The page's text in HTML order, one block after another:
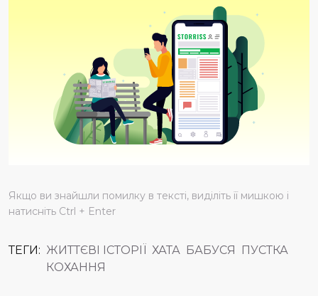
Грек рвучко притягнув до себе жінку і пристрасно
поцілував. Ася відчула, як до горла підступає нудота.
– Мамо, – мовила ледь чутно.
Тетяна навіть не глянула на неї. Дівчина задихнулась від
болю й вибігла на вулицю. Ноги її більше в цьому домі не
Дякуємо вам за передплату газети онлайн
Якщо ви знайшли помилку в тексті, виділіть її мишкою і
натисніть Ctrl + Enter
ТЕГИ: ЖИТТЄВІ ІСТОРІЇ ХАТА БАБУСЯ ПУСТКА
КОХАННЯ